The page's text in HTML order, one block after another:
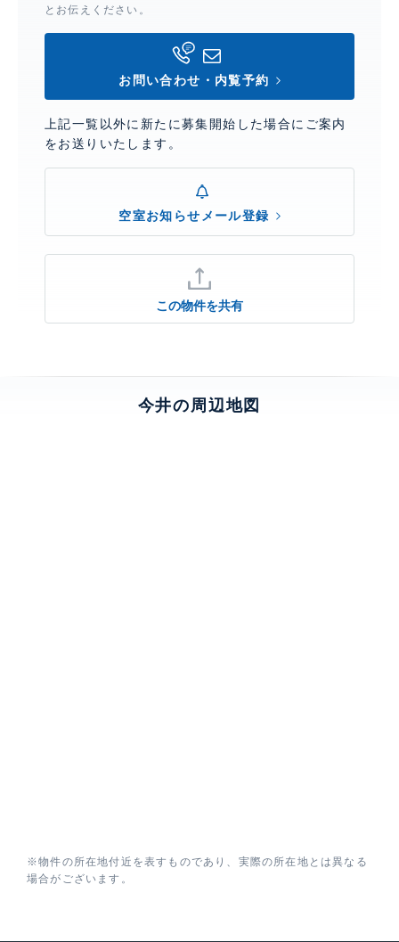
とお伝えください。
お問い合わせ・内覧予約
上記一覧以外に新たに募集開始した場合にご案内
をお送りいたします。
空室お知らせメール登録
この物件を共有
今井の周辺地図
※物件の所在地付近を表すものであり、実際の所在地とは異なる
場合がございます。